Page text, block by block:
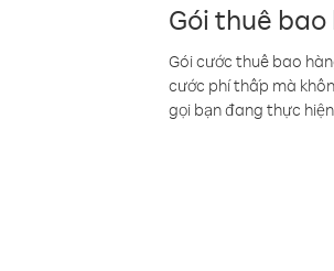
Gói thuê
Gói cước thuê bao
cước phí thấp mà
gọi bạn đang thực hiện